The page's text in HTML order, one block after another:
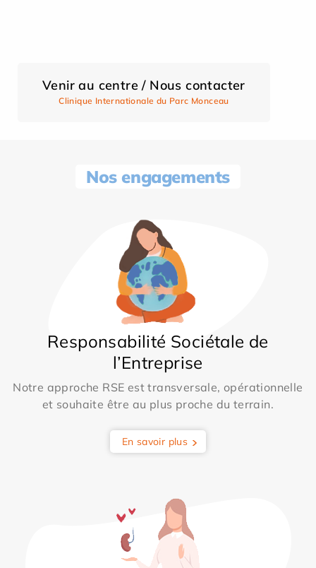
Venir au centre / Nous contacter
Clinique Internationale du Parc Monceau
Nos engagements
Responsabilité Sociétale de
l’Entreprise
Notre approche RSE est transversale, opérationnelle
et souhaite être au plus proche du terrain.
En savoir plus